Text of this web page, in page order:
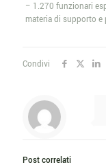
– 1.270 funzionari
materia di supporto e
Condivi
Post correlati